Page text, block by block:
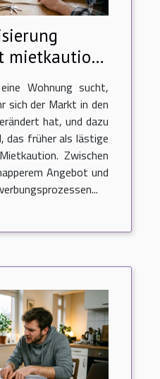
mietkaution:
auf dem
Wohnung sucht,
sich der Markt in den
hat, und dazu
das früher als lästige
Zwischen
Angebot und